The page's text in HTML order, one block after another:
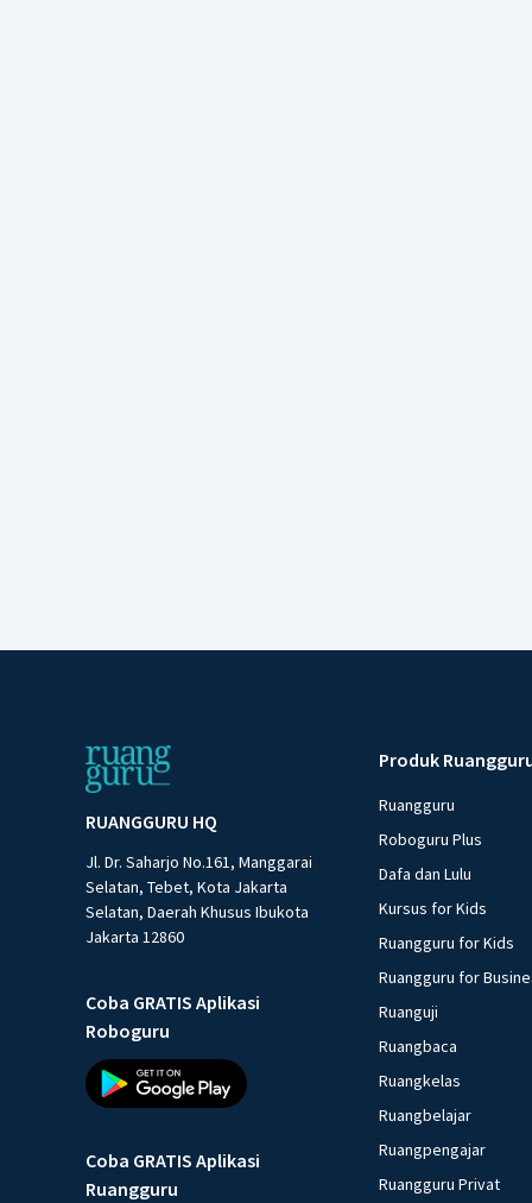
RUANGGURU HQ
Jl. Dr. Saharjo No.161, Manggarai
Selatan, Tebet, Kota Jakarta
Selatan, Daerah Khusus Ibukota
Jakarta 12860
Coba GRATIS Aplikasi
Roboguru
Coba GRATIS Aplikasi
Ruangguru
Produk
Ruangguru
Roboguru Plus
Dafa dan Lulu
Kursus for Kids
Ruangguru for Kids
Ruangguru for
Ruanguji
Ruangbaca
Ruangkelas
Ruangbelajar
Ruangpengajar
Ruangguru Privat